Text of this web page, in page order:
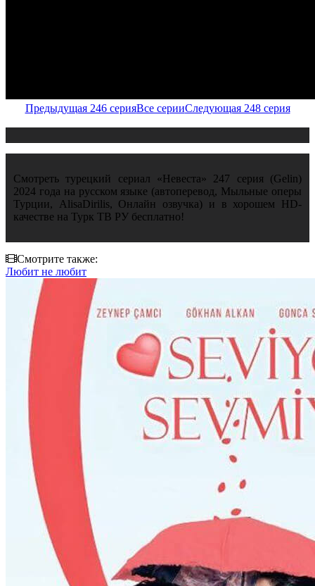
Предыдущая 246 серияВсе серииСледующая 248 серия
Смотреть турецкий сериал «Невеста» 247 серия (Gelin)
2024 года на русском языке (автоперевод, Мыльные оперы
Турции, AlisaDirilis, Онлайн озвучка) и в хорошем HD-
качестве на Турк ТВ РУ бесплатно!
Смотрите также:
Любит не любит